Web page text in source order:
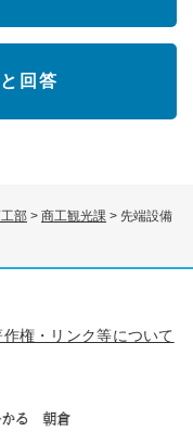
部 > 商工観光課 > 先端設備
回答
作権・リンク等について